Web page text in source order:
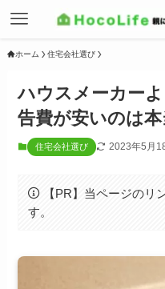
ホーム 住宅会社選び
ハウスメーカー
告費が安いのは本
住宅会社選び 2023年5月
【PR】当ページのリ
す。